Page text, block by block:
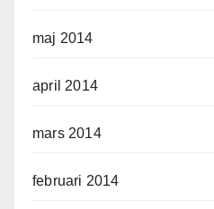
maj 2014
april 2014
mars 2014
februari 2014